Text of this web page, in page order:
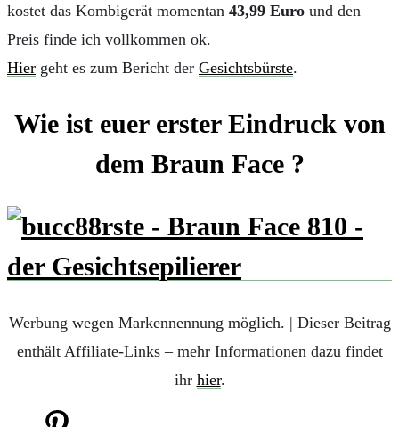
kostet das Kombigerät momentan 43,99 Euro und den
Preis finde ich vollkommen ok.
Hier geht es zum Bericht der Gesichtsbürste.
Wie ist euer erster Eindruck von
dem Braun Face ?
Werbung wegen Markennennung möglich. | Dieser Beitrag
enthält Affiliate-Links – mehr Informationen dazu findet
ihr hier.